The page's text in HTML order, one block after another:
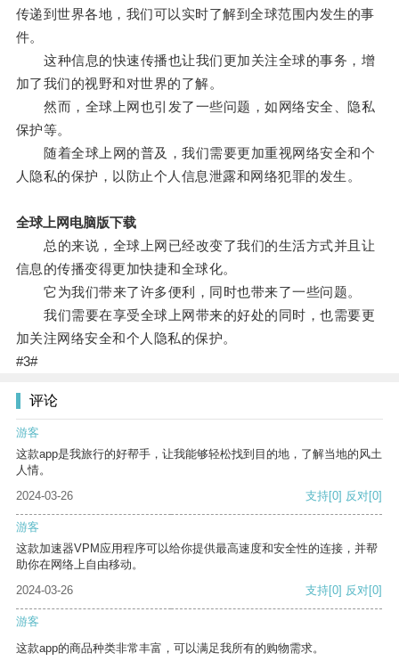
传递到世界各地，我们可以实时了解到全球范围内发生的事
件。
这种信息的快速传播也让我们更加关注全球的事务，增
加了我们的视野和对世界的了解。
然而，全球上网也引发了一些问题，如网络安全、隐私
保护等。
随着全球上网的普及，我们需要更加重视网络安全和个
人隐私的保护，以防止个人信息泄露和网络犯罪的发生。
全球上网电脑版下载
总的来说，全球上网已经改变了我们的生活方式并且让
信息的传播变得更加快捷和全球化。
它为我们带来了许多便利，同时也带来了一些问题。
我们需要在享受全球上网带来的好处的同时，也需要更
加关注网络安全和个人隐私的保护。
#3#
评论
游客
这款app是我旅行的好帮手，让我能够轻松找到目的地，了解当地的风土
人情。
2024-03-26
支持[0] 反对[0]
游客
这款加速器VPM应用程序可以给你提供最高速度和安全性的连接，并帮
助你在网络上自由移动。
2024-03-26
支持[0] 反对[0]
游客
这款app的商品种类非常丰富，可以满足我所有的购物需求。